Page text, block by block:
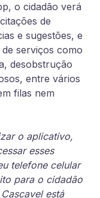
o cidadão verá
de
e sugestões, e
serviços como
desobstrução
entre vários
filas nem
o aplicativo,
esses
telefone celular
para o cidadão
está